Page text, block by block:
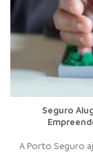
Seguro
A Porto Seguro